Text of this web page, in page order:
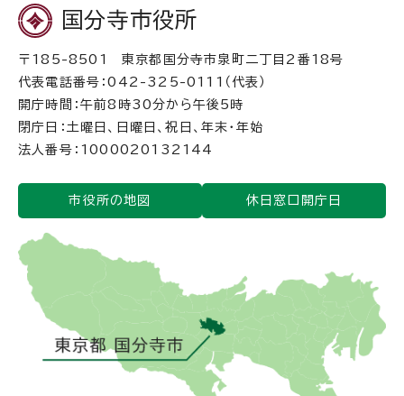
国分寺市役所
〒185-8501 東京都国分寺市泉町二丁目2番18号
代表電話番号：042-325-0111（代表）
開庁時間：午前8時30分から午後5時
閉庁日：土曜日、日曜日、祝日、年末・年始
法人番号：1000020132144
市役所の地図 休日窓口開庁日